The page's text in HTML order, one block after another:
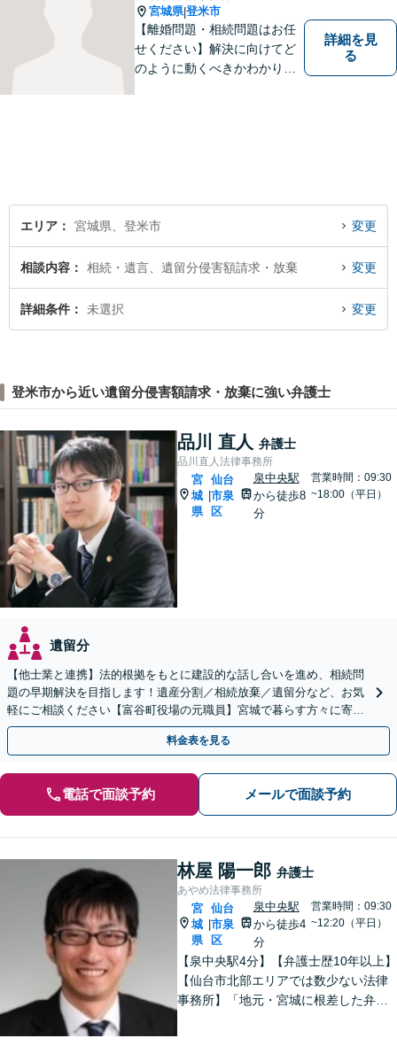
宮城県|登米市
【離婚問題・相続問題はお任
せください】解決に向けてど
のように動くべきかわかりや
詳細を見
る
エリア 宮城県、登米市 変更
相談内容 相続・遺言、遺留分侵害額請求・放棄 変更
詳細条件 未選択 変更
登米市から近い遺留分侵害額請求・放棄に強い弁護士
品川 直人 弁護士
品川直人法律事務所
宮
城
県
仙台
市泉
区
泉中央駅
から徒歩8
分
営業時間：09:30
~18:00（平日）
遺留分
【他士業と連携】法的根拠をもとに建設的な話し合いを進め、相続問
題の早期解決を目指します！遺産分割／相続放棄／遺留分など、お気
軽にご相談ください【富谷町役場の元職員】宮城で暮らす方々に寄り
添う、敷居の低い事務所です【無料駐車場あり】
料金表を見る
電話で面談予約 メールで面談予約
林屋 陽一郎 弁護士
あやめ法律事務所
宮
城
県
仙台
市泉
区
泉中央駅
から徒歩4
分
営業時間：09:30
~12:20（平日）
【泉中央駅4分】【弁護士歴10年以上】
【仙台市北部エリアでは数少ない法律
事務所】「地元・宮城に根差した弁護